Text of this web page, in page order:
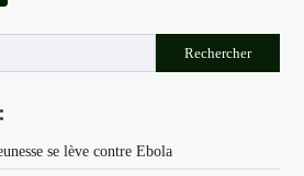
Rechercher
se lève contre Ebola